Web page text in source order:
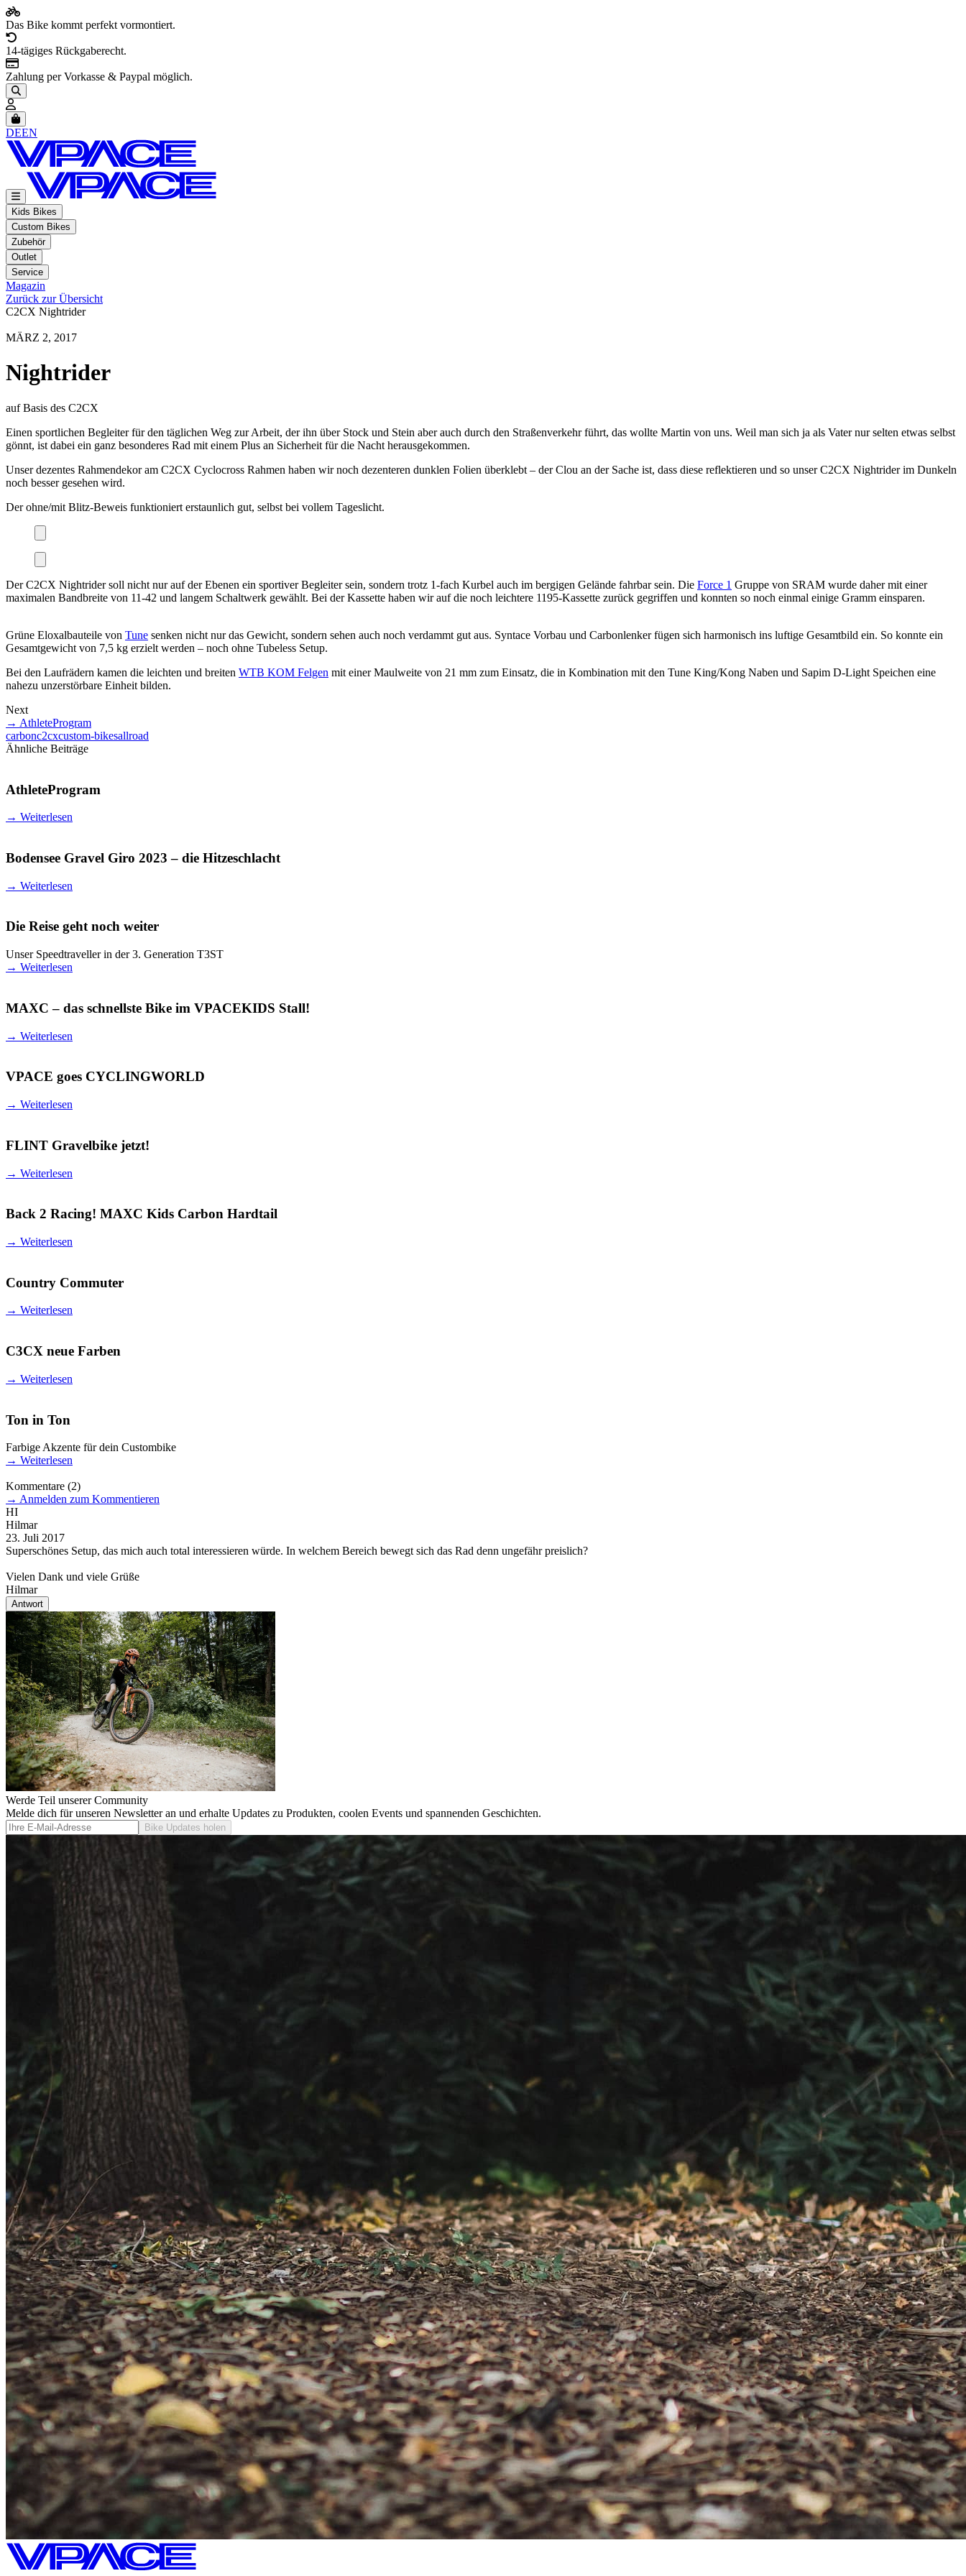
Das Bike kommt perfekt vormontiert.
14-tägiges Rückgaberecht.
Zahlung per Vorkasse & Paypal möglich.
Artikel im Warenkorb, Warenkorb anzeigen
DEEN
Kids Bikes
Custom Bikes
Zubehör
Outlet
Service
Magazin
Zurück zur Übersicht
C2CX Nightrider
MÄRZ 2, 2017
Nightrider
auf Basis des C2CX
Einen sportlichen Begleiter für den täglichen Weg zur Arbeit, der ihn über Stock und Stein aber auch durch den Straßenverkehr führt, das wollte Martin von uns. Weil man sich ja als Vater nur selten etwas selbst
gönnt, ist dabei ein ganz besonderes Rad mit einem Plus an Sicherheit für die Nacht herausgekommen.
Unser dezentes Rahmendekor am C2CX Cyclocross Rahmen haben wir noch dezenteren dunklen Folien überklebt – der Clou an der Sache ist, dass diese reflektieren und so unser C2CX Nightrider im Dunkeln
noch besser gesehen wird.
Der ohne/mit Blitz-Beweis funktioniert erstaunlich gut, selbst bei vollem Tageslicht.
Der C2CX Nightrider soll nicht nur auf der Ebenen ein sportiver Begleiter sein, sondern trotz 1-fach Kurbel auch im bergigen Gelände fahrbar sein. Die Force 1 Gruppe von SRAM wurde daher mit einer
maximalen Bandbreite von 11-42 und langem Schaltwerk gewählt. Bei der Kassette haben wir auf die noch leichtere 1195-Kassette zurück gegriffen und konnten so noch einmal einige Gramm einsparen.
Grüne Eloxalbauteile von Tune senken nicht nur das Gewicht, sondern sehen auch noch verdammt gut aus. Syntace Vorbau und Carbonlenker fügen sich harmonisch ins luftige Gesamtbild ein. So konnte ein
Gesamtgewicht von 7,5 kg erzielt werden – noch ohne Tubeless Setup.
Bei den Laufrädern kamen die leichten und breiten WTB KOM Felgen mit einer Maulweite von 21 mm zum Einsatz, die in Kombination mit den Tune King/Kong Naben und Sapim D-Light Speichen eine
nahezu unzerstörbare Einheit bilden.
Next
→ AthleteProgram
carbonc2cxcustom-bikesallroad
Ähnliche Beiträge
AthleteProgram
→ Weiterlesen
Bodensee Gravel Giro 2023 – die Hitzeschlacht
→ Weiterlesen
Die Reise geht noch weiter
Unser Speedtraveller in der 3. Generation T3ST
→ Weiterlesen
MAXC – das schnellste Bike im VPACEKIDS Stall!
→ Weiterlesen
VPACE goes CYCLINGWORLD
→ Weiterlesen
FLINT Gravelbike jetzt!
→ Weiterlesen
Back 2 Racing! MAXC Kids Carbon Hardtail
→ Weiterlesen
Country Commuter
→ Weiterlesen
C3CX neue Farben
→ Weiterlesen
Ton in Ton
Farbige Akzente für dein Custombike
→ Weiterlesen
Kommentare (2)
→ Anmelden zum Kommentieren
HI
Hilmar
23. Juli 2017
Superschönes Setup, das mich auch total interessieren würde. In welchem Bereich bewegt sich das Rad denn ungefähr preislich?
Vielen Dank und viele Grüße
Hilmar
Antwort
Werde Teil unserer Community
Melde dich für unseren Newsletter an und erhalte Updates zu Produkten, coolen Events und spannenden Geschichten.
Bike Updates holen